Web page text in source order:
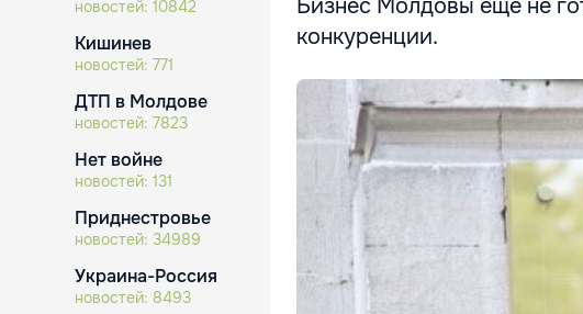
новостей: 10842
Кишинев
новостей: 771
ДТП в Молдове
новостей: 7823
Нет войне
новостей: 131
Приднестровье
новостей: 34989
Украина-Россия
новостей: 8493
Бизнес Молдовы еще не
конкуренции.